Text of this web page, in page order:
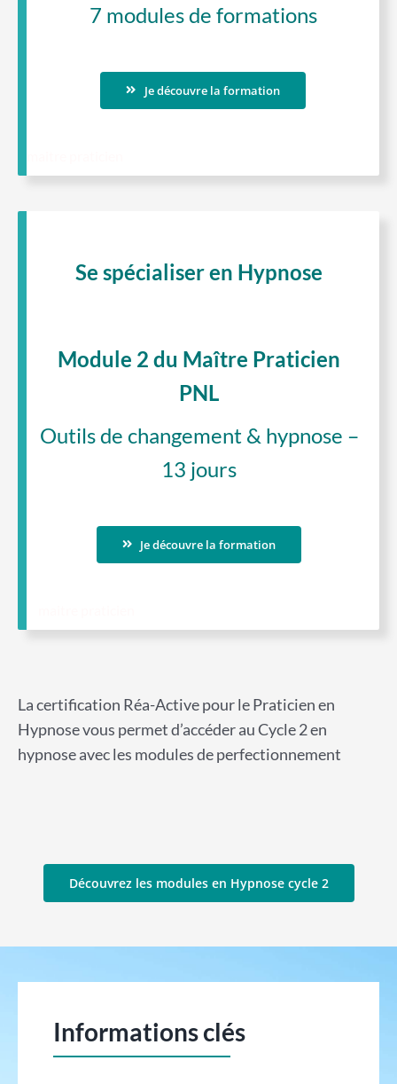
7 modules de formations
Je découvre la formation
Se spécialiser en Hypnose
Module 2 du Maître Praticien
PNL
Outils de changement & hypnose –
13 jours
Je découvre la formation
La certification Réa-Active pour le Praticien en
Hypnose vous permet d’accéder au Cycle 2 en
hypnose avec les modules de perfectionnement
Découvrez les modules en Hypnose cycle 2
Informations clés